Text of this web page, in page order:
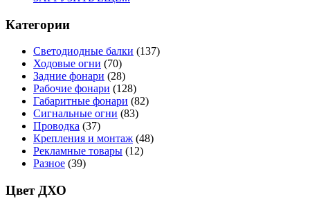
Категории
Светодиодные балки (137)
Ходовые огни (70)
Задние фонари (28)
Рабочие фонари (128)
Габаритные фонари (82)
Сигнальные огни (83)
Проводка (37)
Крепления и монтаж (48)
Рекламные товары (12)
Разное (39)
Цвет ДХО